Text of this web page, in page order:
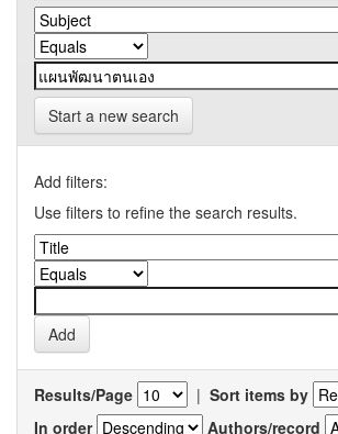
Start a new search
Add filters:
Use filters to refine the search results.
Results/Page | Sort items by
In order
Authors/record